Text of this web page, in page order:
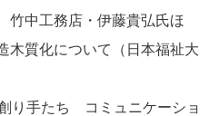
竹中工務店・伊藤貴弘氏ほ
質化について（日本福祉大
手たち コミュニケーショ